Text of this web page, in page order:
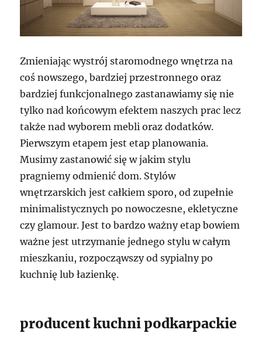
Zmieniając wystrój staromodnego wnętrza na
coś nowszego, bardziej przestronnego oraz
bardziej funkcjonalnego zastanawiamy się nie
tylko nad końcowym efektem naszych prac lecz
także nad wyborem mebli oraz dodatków.
Pierwszym etapem jest etap planowania.
Musimy zastanowić się w jakim stylu
pragniemy odmienić dom. Stylów
wnętrzarskich jest całkiem sporo, od zupełnie
minimalistycznych po nowoczesne, ekletyczne
czy glamour. Jest to bardzo ważny etap bowiem
ważne jest utrzymanie jednego stylu w całym
mieszkaniu, rozpocząwszy od sypialny po
kuchnię lub łazienkę.
producent kuchni podkarpackie